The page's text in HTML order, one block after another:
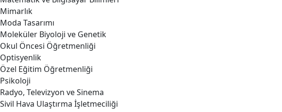
Mimarlık
Moda Tasarımı
Moleküler Biyoloji ve Genetik
Okul Öncesi Öğretmenliği
Optisyenlik
Özel Eğitim Öğretmenliği
Psikoloji
Radyo, Televizyon ve Sinema
Sivil Hava Ulaştırma İşletmeciliği